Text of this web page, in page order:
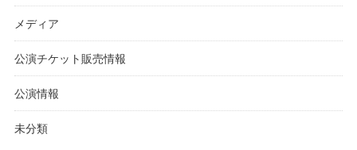
メディア
公演チケット販売情報
公演情報
未分類